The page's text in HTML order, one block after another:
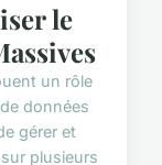
le
un rôle
données
gérer et
plusieurs